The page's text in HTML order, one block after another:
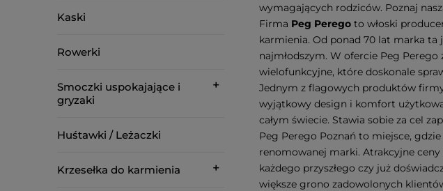
Kaski
Rowerki
Smoczki uspokajające i
gryzaki
Huśtawki / Leżaczki
Krzesełka do karmienia
wymagających rodziców. Poznaj
Firma Peg Perego to włoski
karmienia. Od ponad 70 lat marka
najmłodszym. W ofercie Peg
wielofunkcyjne, które doskonale
Jednym z flagowych produktów
wyjątkowy design i komfort
całym świecie. Stawia sobie za cel
Peg Perego Poznań to miejsce,
renomowanej marki. Atrakcyjne
każdego przyszłego czy już
większe grono zadowolonych